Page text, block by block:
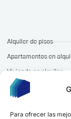
Para ofrecer las
Alquiler de pisos
Apartamentos en
Vivienda en alquiler
Alquiler de casas